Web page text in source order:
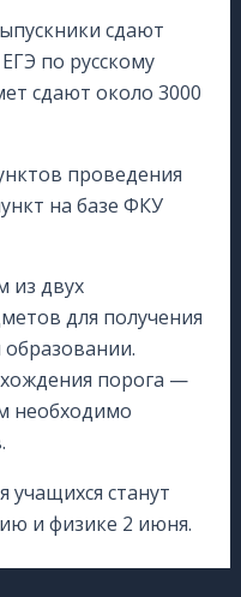
сдают
по русскому
сдают около 3000
проведения
на базе ФКУ
из двух
для получения
порога —
необходимо
станут
и физике 2 июня.